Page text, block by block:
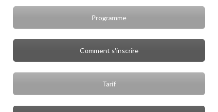
Programme
Comment s'inscrire
Tarif